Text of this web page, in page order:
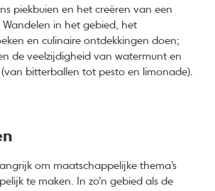
piekbuien en het creëren van een
in het gebied, het
en culinaire ontdekkingen doen;
de veelzijdigheid van watermunt en
(van bitterballen tot pesto en limonade).
om maatschappelijke thema’s
te maken. In zo’n gebied als de